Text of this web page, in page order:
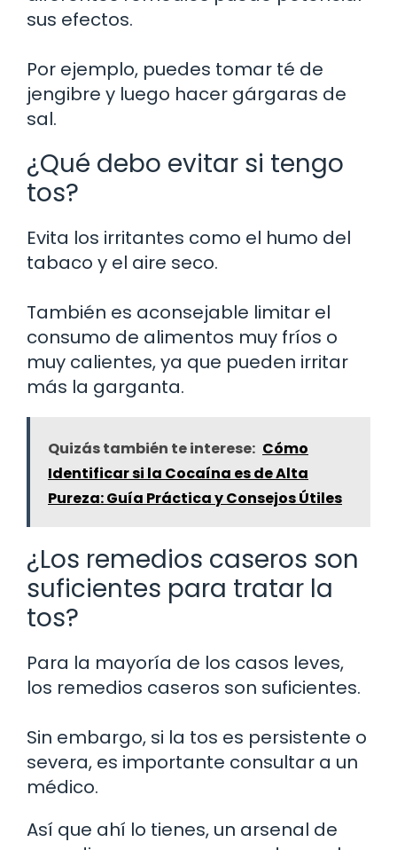
sus efectos.
Por ejemplo, puedes tomar té de
jengibre y luego hacer gárgaras de
sal.
¿Qué debo evitar si tengo
tos?
Evita los irritantes como el humo del
tabaco y el aire seco.
También es aconsejable limitar el
consumo de alimentos muy fríos o
muy calientes, ya que pueden irritar
más la garganta.
Quizás también te interese: Cómo
Identificar si la Cocaína es de Alta
Pureza: Guía Práctica y Consejos Útiles
¿Los remedios caseros son
suficientes para tratar la
tos?
Para la mayoría de los casos leves,
los remedios caseros son suficientes.
Sin embargo, si la tos es persistente o
severa, es importante consultar a un
médico.
Así que ahí lo tienes, un arsenal de